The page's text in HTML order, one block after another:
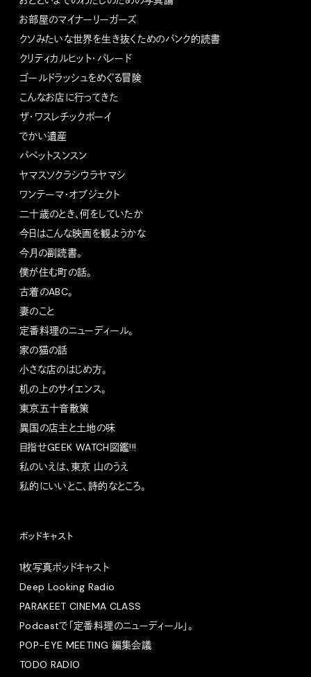
お部屋のマイナーリーガーズ
クソみたいな世界を生き抜くためのパンク的読書
クリティカルヒット・パレード
ゴールドラッシュをめぐる冒険
こんなお店に行ってきた
ザ・ワスレチックボーイ
でかい遺産
パペットスンスン
ヤマスソクラシウラヤマシ
ワンテーマ・オブジェクト
二十歳のとき、何をしていたか
今日はこんな映画を観ようかな
今月の副読書。
僕が住む町の話。
古着のABC。
妻のこと
定番料理のニューディール。
家の猫の話
小さな店のはじめ方。
机の上のサイエンス。
東京五十音散策
異国の店主と土地の味
目指せGEEK WATCH図鑑!!!
私のいえは、東京 山のうえ
私的にいいとこ、詩的なところ。
ポッドキャスト
1枚写真ポッドキャスト
Deep Looking Radio
PARAKEET CINEMA CLASS
Podcastで「定番料理のニューディール」。
POP-EYE MEETING 編集会議
TODO RADIO